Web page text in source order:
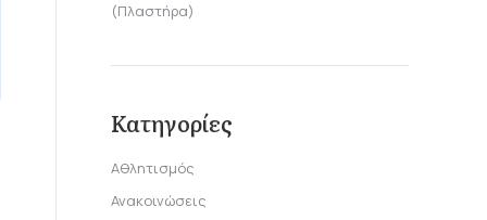
(Πλαστήρα)
Κατηγορίες
Αθλητισμός
Ανακοινώσεις